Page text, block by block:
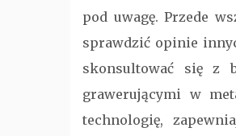
pod uwagę. Przede
sprawdzić opinie
skonsultować się z
grawerującymi w
technologię,